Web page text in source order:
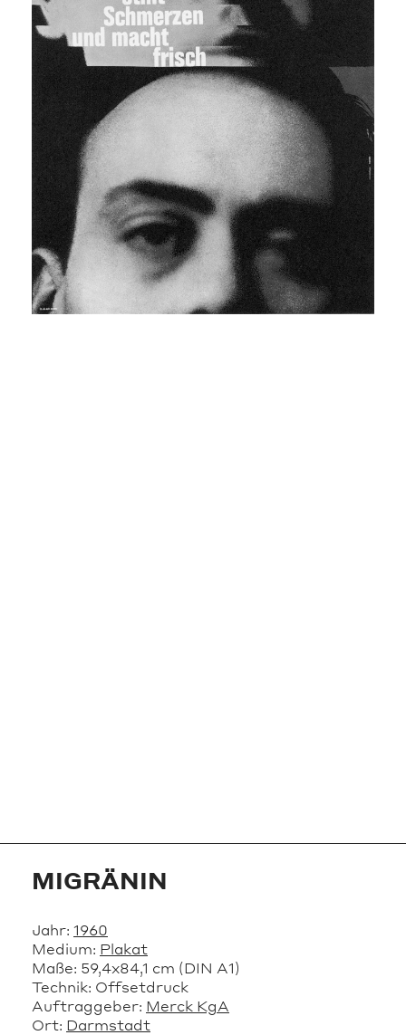
MIGRÄNIN
Jahr: 1960
Medium: Plakat
Maße: 59,4x84,1 cm (DIN A1)
Technik: Offsetdruck
Auftraggeber: Merck KgA
Ort: Darmstadt